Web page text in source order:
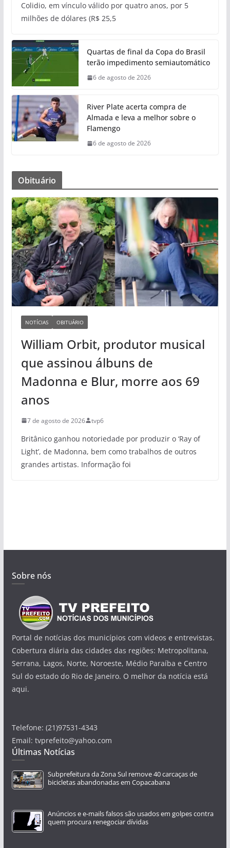
Colidio, em vínculo válido por quatro anos, por 5
milhões de dólares (R$ 25,5
Quartas de final da Copa do Brasil
terão impedimento semiautomático
6 de agosto de 2026
River Plate acerta compra de
Almada e leva a melhor sobre o
Flamengo
6 de agosto de 2026
Obituário
NOTÍCIAS OBITUÁRIO
William Orbit, produtor musical
que assinou álbuns de
Madonna e Blur, morre aos 69
anos
7 de agosto de 2026 tvp6
Britânico ganhou notoriedade por produzir o ‘Ray of
Light’, de Madonna, bem como trabalhos de outros
grandes artistas. Informação foi
Sobre nós
Portal de notícias dos municípios com videos e entrevistas.
Cobertura diária das cidades das regiões: Metropolitana,
Serrana, Lagos, Norte, Noroeste, Médio Paraíba e Centro
Sul do estado do Rio de Janeiro. O melhor da notícia está
aqui.
Telefone: (21)97531-4343
Email: tvprefeito@yahoo.com
Últimas Notícias
Subprefeitura da Zona Sul remove 40 carcaças de
bicicletas abandonadas em Copacabana
Anúncios e e-mails falsos são usados em golpes contra
quem procura renegociar dívidas